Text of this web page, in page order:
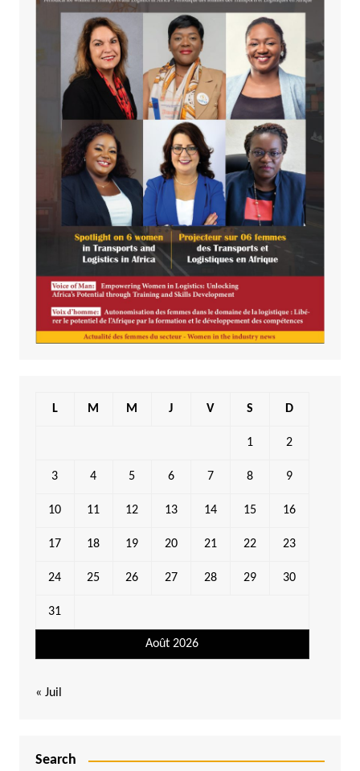
Août 2026
L M M J V S D
1 2
3 4 5 6 7 8 9
10 11 12 13 14 15 16
17 18 19 20 21 22 23
24 25 26 27 28 29 30
31
« Juil
Search